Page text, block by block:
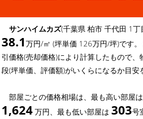
サンハイムカズ(千葉県 柏市 千代田 1
38.1 万円/㎡ (坪単価 126万円/坪)です
引価格(売却価格)により計算したもので
段(坪単価、評価額)がいくらになるか目安
部屋ごとの価格相場は、最も高い部屋は
1,624 万円、最も低い部屋は 303号